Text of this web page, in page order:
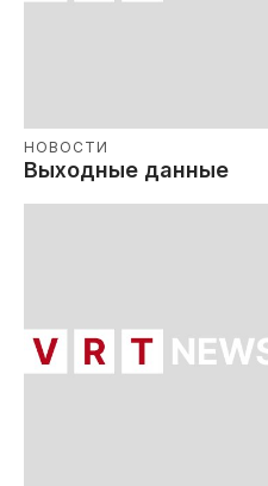
НОВОСТИ
Выходные данные